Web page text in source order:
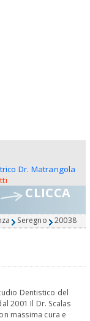
Dr. Matrangola
CLICCA
Seregno 20038
Dentistico del
2001 Il Dr. Scalas
massima cura e